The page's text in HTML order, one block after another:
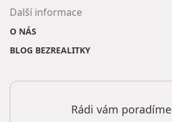
Další informace
O NÁS
BLOG BEZREALITKY
Rádi vám poradíme